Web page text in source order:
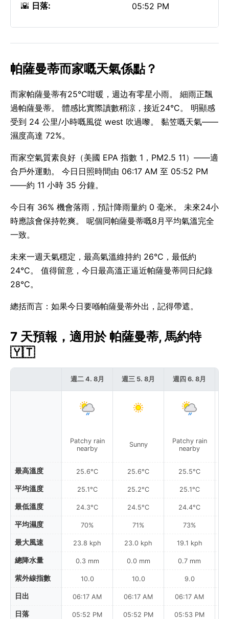
🌇 日落: 05:52 PM
帕薩曼蒂而家嘅天氣係點？
而家帕薩曼蒂有25°C咁暖，週边有零星小雨。 細雨正飄
過帕薩曼蒂。 體感比實際讀數稍涼，接近24°C。 明顯感
受到 24 公里/小時嘅風從 west 吹過嚟。 黏笠嘅天氣——
濕度高達 72%。
而家空氣質素良好（美國 EPA 指數 1，PM2.5 11）——適
合戶外運動。 今日日照時間由 06:17 AM 至 05:52 PM
——約 11 小時 35 分鐘。
今日有 36% 機會落雨，預計降雨量約 0 毫米。 未來24小
時應該會保持乾爽。 呢個同帕薩曼蒂嘅8月平均氣溫完全
一致。
未來一週天氣穩定，最高氣溫維持約 26°C，最低約
24°C。 值得留意，今日最高溫正逼近帕薩曼蒂同日紀錄
28°C。
總括而言：如果今日要喺帕薩曼蒂外出，記得帶遮。
7 天預報，適用於 帕薩曼蒂, 馬約特
🇾🇹
最高溫度
平均溫度
最低溫度
平均濕度
最大風速
總降水量
紫外線指數
日出
日落
週二 4. 8月
Patchy rain
nearby
25.6°C
25.1°C
24.3°C
70%
23.8 kph
0.3 mm
10.0
06:17 AM
05:52 PM
週三 5. 8月
Sunny
25.6°C
25.2°C
24.5°C
71%
23.0 kph
0.0 mm
10.0
06:17 AM
05:52 PM
週四 6. 8月
Patchy rain
nearby
25.5°C
25.1°C
24.4°C
73%
19.1 kph
0.7 mm
9.0
06:17 AM
05:53 PM